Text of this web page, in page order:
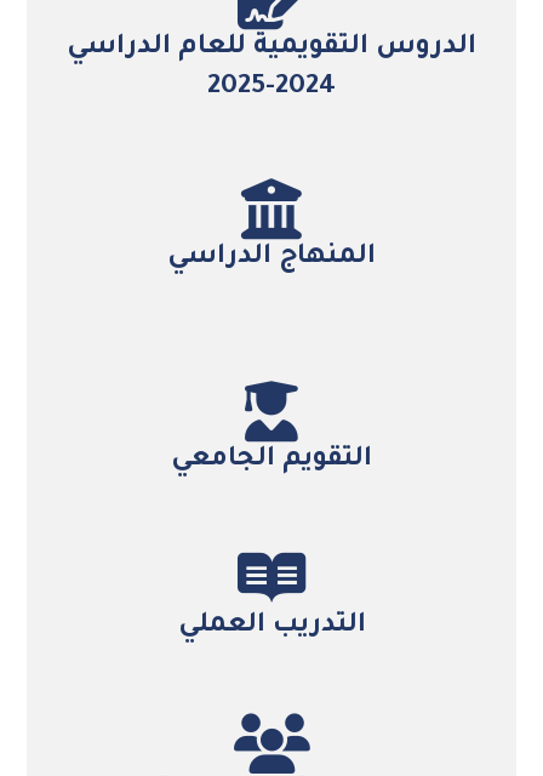
الدروس التقويمية للعام الدراسي
2024-2025
المنهاج الدراسي
التقويم الجامعي
التدريب العملي